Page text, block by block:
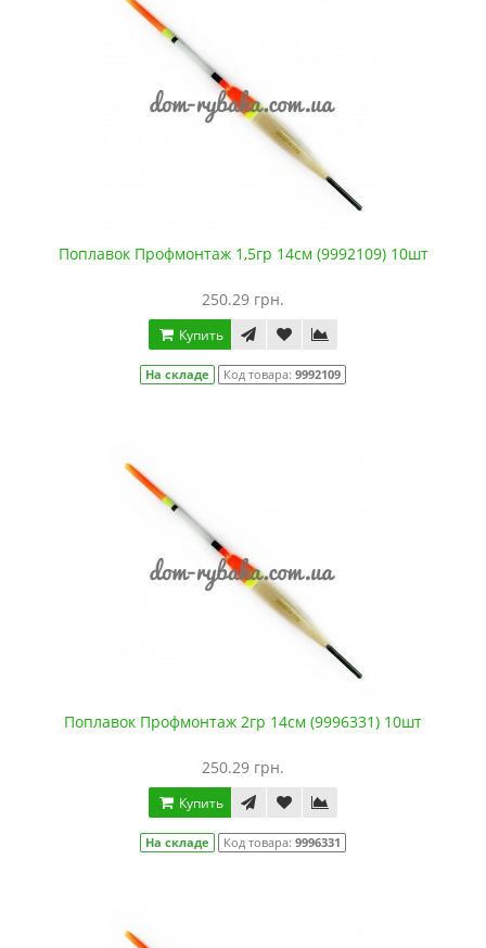
Поплавок Профмонтаж 1,5гр 14см (9992109) 10шт
250.29 грн.
Купить
На складе Код товара: 9992109
Поплавок Профмонтаж 2гр 14см (9996331) 10шт
250.29 грн.
Купить
На складе Код товара: 9996331